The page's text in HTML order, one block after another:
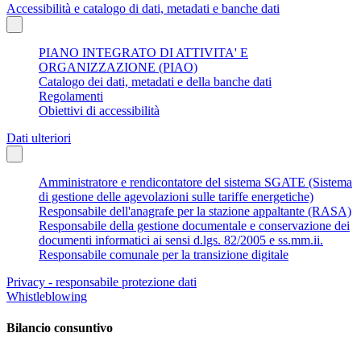
Accessibilità e catalogo di dati, metadati e banche dati
PIANO INTEGRATO DI ATTIVITA' E
ORGANIZZAZIONE (PIAO)
Catalogo dei dati, metadati e della banche dati
Regolamenti
Obiettivi di accessibilità
Dati ulteriori
Amministratore e rendicontatore del sistema SGATE (Sistema
di gestione delle agevolazioni sulle tariffe energetiche)
Responsabile dell'anagrafe per la stazione appaltante (RASA)
Responsabile della gestione documentale e conservazione dei
documenti informatici ai sensi d.lgs. 82/2005 e ss.mm.ii.
Responsabile comunale per la transizione digitale
Privacy - responsabile protezione dati
Whistleblowing
Bilancio consuntivo